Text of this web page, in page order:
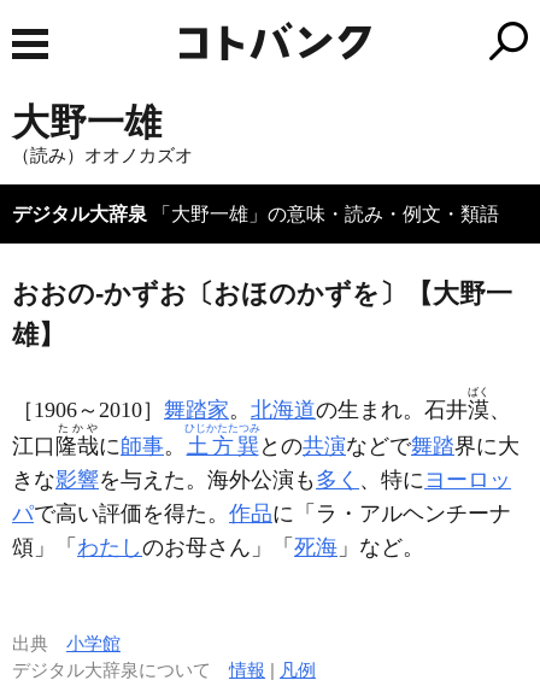
大野一雄
（読み）オオノカズオ
デジタル大辞泉 「大野一雄」の意味・読み・例文・類語
おおの‐かずお〔おほのかずを〕【大野一
雄】
［1906～2010］ 舞踏家。 北海道の生まれ。石井漠
ばく
、
江口 隆哉
たかや
に師事。 土方巽
ひじかたたつみ
との共演などで舞踏界に大
きな影響を与えた。海外公演も 多く 、特にヨーロッ
パで高い評価を得た。 作品に「ラ・アルヘンチーナ
頌」「 わたしのお母さん」「 死海 」など。
出典 小学館
デジタル大辞泉について情報 | 凡例